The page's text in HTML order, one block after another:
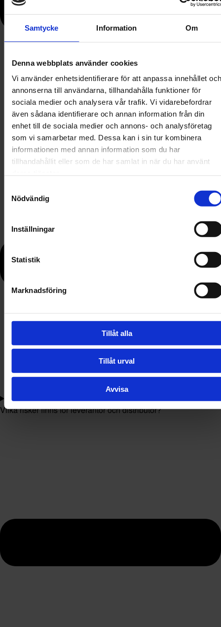
Samtycke Information Om
Denna webbplats använder cookies
Vi använder enhetsidentifierare för att anpassa innehållet och
annonserna till användarna, tillhandahålla funktioner för
sociala medier och analysera vår trafik. Vi vidarebefordrar
även sådana identifierare och annan information från din
enhet till de sociala medier och annons- och analysföretag
som vi samarbetar med. Dessa kan i sin tur kombinera
informationen med annan information som du har
tillhandahållit eller som de har samlat in när du har använt
Nödvändig
Inställningar
Statistik
Marknadsföring
Tillåt alla
Tillåt urval
Avvisa
Vilka risker finns för leverantör och distributör?